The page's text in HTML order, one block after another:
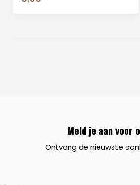
Meld je aan voor
Ontvang de nieuwste